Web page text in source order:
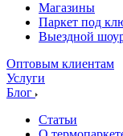
Магазины
Паркет под
Выездной
Оптовым клиентам
Услуги
Блог
Статьи